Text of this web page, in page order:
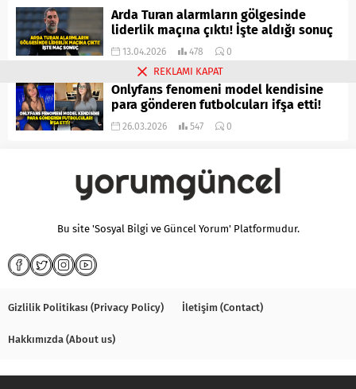
Arda Turan alarmların gölgesinde
liderlik maçına çıktı! İşte aldığı sonuç
13.04.2026 478 0
Onlyfans fenomeni model kendisine
para gönderen futbolcuları ifşa etti!
26.03.2026 547 0
Bu site 'Sosyal Bilgi ve Güncel Yorum' Platformudur.
Gizlilik Politikası (Privacy Policy) İletişim (Contact)
Hakkımızda (About us)
REKLAMI KAPAT